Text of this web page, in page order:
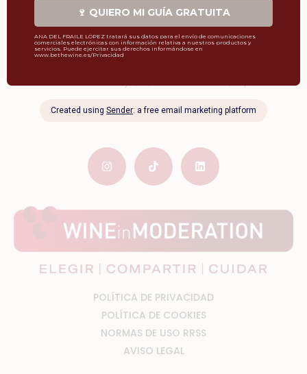
623 962 561
POLÍTICA DE PRIVACIDAD
POLÍTICA DE COOKIES
NORMAS DE USO RRSS
AVISO LEGAL